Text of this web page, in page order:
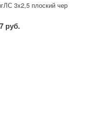
3x2,5 плоский черный
руб.